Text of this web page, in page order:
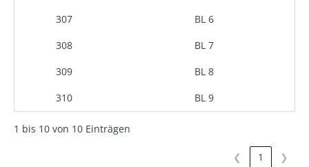
307
BL 6
308
BL 7
309
BL 8
310
BL 9
1 bis 10 von 10 Einträgen
❮ 1 ❯